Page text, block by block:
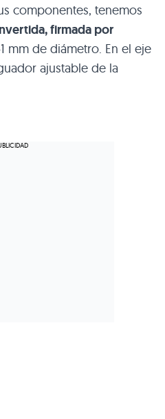
componentes, tenemos
firmada por
mm de diámetro. En el eje
ajustable de la